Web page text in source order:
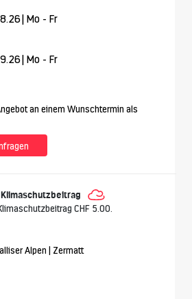
| Mo - Fr
| Mo - Fr
an einem Wunschtermin als
CHF 5.00.
Alpen | Zermatt